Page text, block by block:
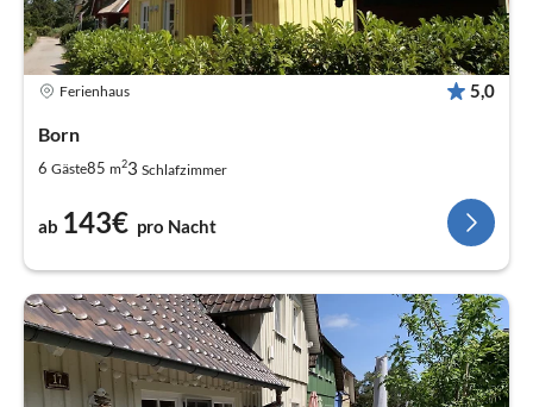
Ferienhaus 5,0
Born
6 Gäste85 m23 Schlafzimmer
ab 143€ pro Nacht